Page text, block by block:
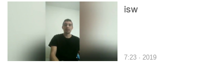
isw
7:23 · 2019